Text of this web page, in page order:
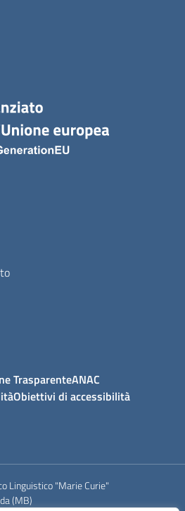
TrasparenteANAC
Obiettivi di accessibilità
Linguistico "Marie Curie"
(MB)